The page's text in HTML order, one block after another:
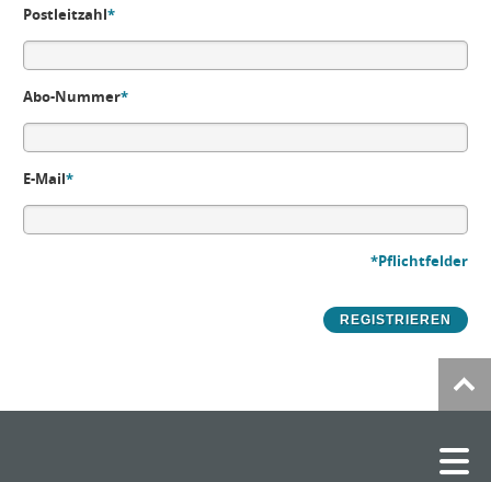
Postleitzahl*
Abo-Nummer*
E-Mail*
*Pflichtfelder